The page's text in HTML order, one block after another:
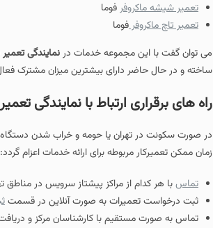
تعمیر شیشه ماکروفرفوما
تعمیر تاچ ماکروفرفوما
می توان گفت با این مجموعه خدمات درنمایندگی
ساخته و در حال حاضر دارای بیشترین میزان مشترک
راه های برقراری ارتباط با نمایندگی
در صورت سکونت در تهران یا حومه و خراب شدن دستگاه
زمان ممکن تعمیرکار مربوطه برای ارائه خدمات اعزام گردد:
تماسبا هر کدام از مراکز پیشتاز سرویس در مناطق
ثبت درخواست تعمیرات به صورت آنلاین در قسمت
تماس به صورت مستقیم با کارشناسان مرکز و